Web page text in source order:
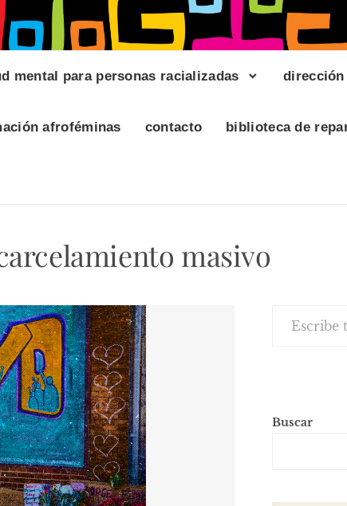
mental para personas racializadas dirección
afroféminas contacto biblioteca de
masivo
Buscar